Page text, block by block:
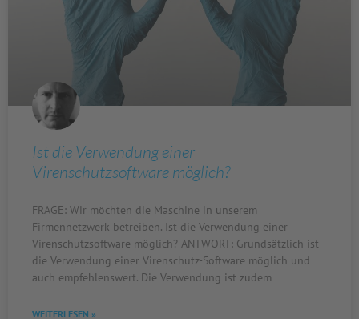
Ist die Verwendung einer
Virenschutzsoftware möglich?
FRAGE: Wir möchten die Maschine in unserem
Firmennetzwerk betreiben. Ist die Verwendung einer
Virenschutzsoftware möglich? ANTWORT: Grundsätzlich ist
die Verwendung einer Virenschutz-Software möglich und
auch empfehlenswert. Die Verwendung ist zudem
WEITERLESEN »